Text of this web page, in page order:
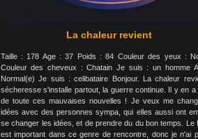
La chaleur revient
Taille : 178 Age : 37 Poids : 84 Couleur des yeux :
Couleur des cheveux : Chatain Je suis : un homme
Normal(e) Je suis : celibataire Bonjour. La chaleur
sécheresse s'installe partout, la guerre continue. Il y en a
de toute ces mauvaises nouvelles ! Je veux me
idées avec des personnes sympa, qui elles aussi ont
se changer les idées, et de prendre du du bon temps. Le
est important dans ce genre de rencontre, donc je n'ai